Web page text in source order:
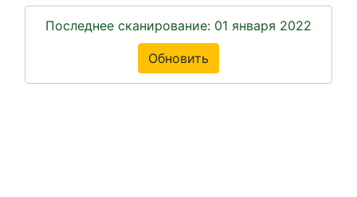
Последнее сканирование: 01 января 2022
Обновить